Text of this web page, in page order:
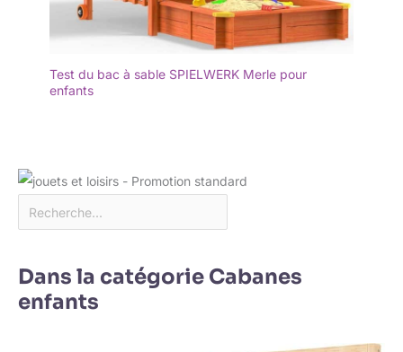
Test du bac à sable SPIELWERK Merle pour
enfants
Dans la catégorie Cabanes
enfants